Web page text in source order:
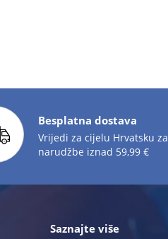
Besplatna dostava
Vrijedi za cijelu Hrvatsku za
narudžbe iznad 59,99 €
Saznajte više